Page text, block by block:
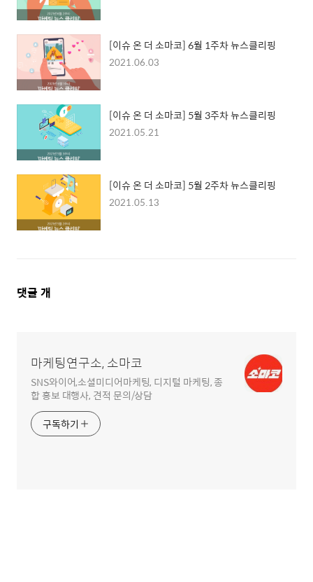
[이슈 온 더 소마코] 6월 1주차 뉴스클리핑
2021.06.03
[이슈 온 더 소마코] 5월 3주차 뉴스클리핑
2021.05.21
[이슈 온 더 소마코] 5월 2주차 뉴스클리핑
2021.05.13
댓
댓글 개
마케팅연구소, 소마코
SNS와이어,소셜미디어마케팅, 디지털 마케팅, 종
합 홍보 대행사, 견적 문의/상담
구독하기